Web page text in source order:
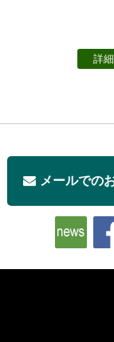
詳細
メールでの